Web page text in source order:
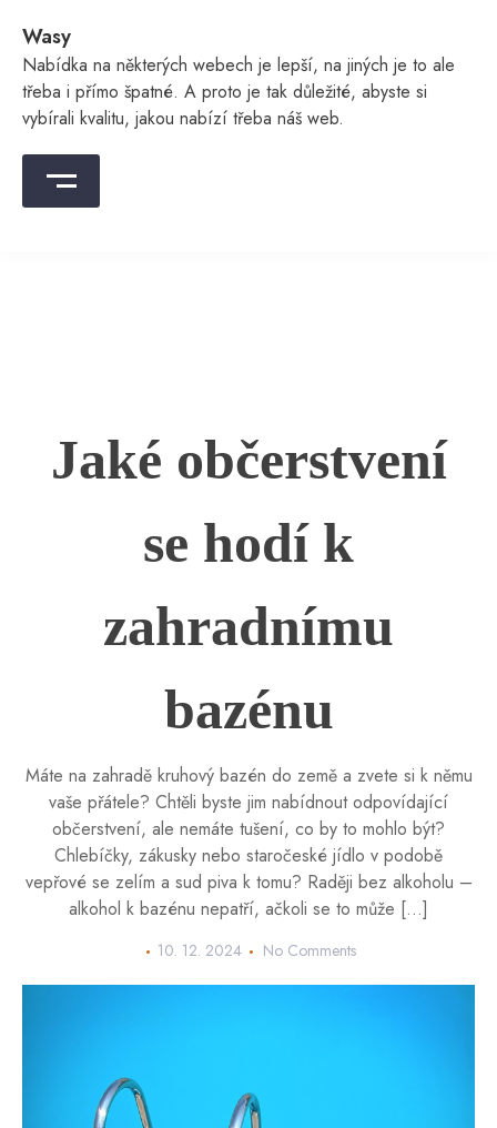
content
Wasy
Nabídka na některých webech je lepší, na jiných je to ale
třeba i přímo špatné. A proto je tak důležité, abyste si
vybírali kvalitu, jakou nabízí třeba náš web.
Jaké občerstvení
se hodí k
zahradnímu
bazénu
Máte na zahradě kruhový bazén do země a zvete si k němu
vaše přátele? Chtěli byste jim nabídnout odpovídající
občerstvení, ale nemáte tušení, co by to mohlo být?
Chlebíčky, zákusky nebo staročeské jídlo v podobě
vepřové se zelím a sud piva k tomu? Raději bez alkoholu –
alkohol k bazénu nepatří, ačkoli se to může […]
10. 12. 2024 No Comments